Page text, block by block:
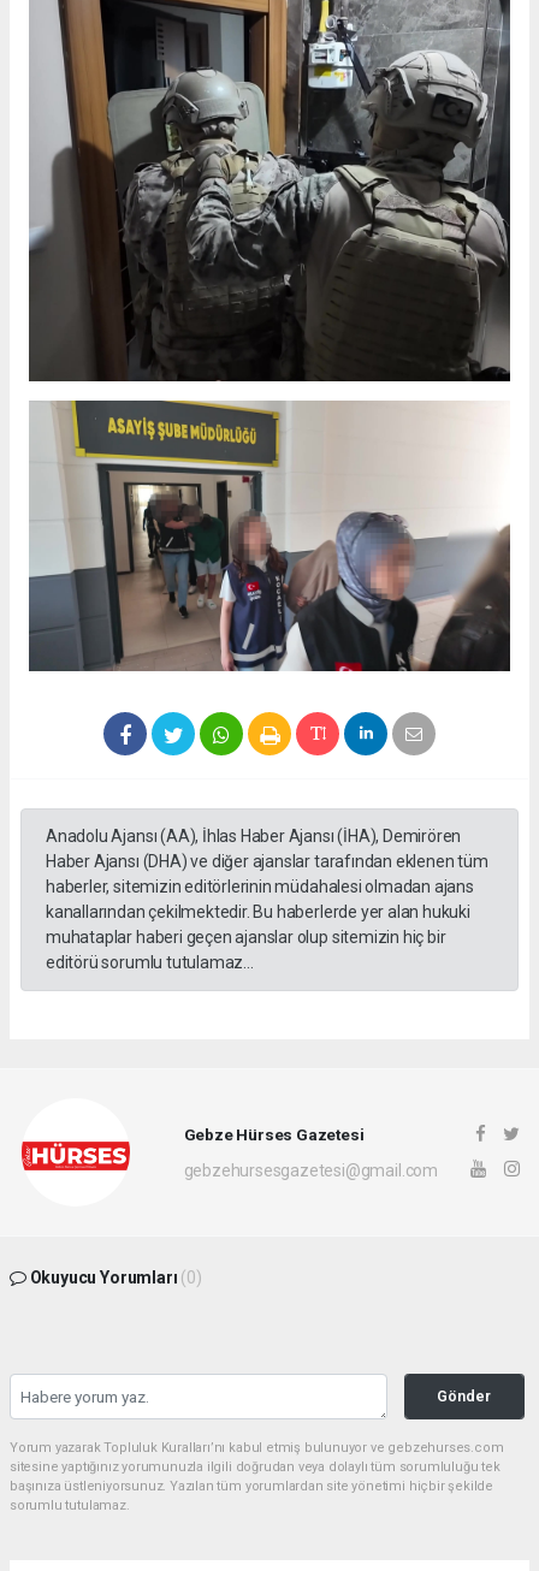
Anadolu Ajansı (AA), İhlas Haber Ajansı (İHA), Demirören
Haber Ajansı (DHA) ve diğer ajanslar tarafından eklenen tüm
haberler, sitemizin editörlerinin müdahalesi olmadan ajans
kanallarından çekilmektedir. Bu haberlerde yer alan hukuki
muhataplar haberi geçen ajanslar olup sitemizin hiç bir
editörü sorumlu tutulamaz...
Gebze Hürses Gazetesi
gebzehursesgazetesi@gmail.com
Okuyucu Yorumları (0)
Gönder
Yorum yazarak Topluluk Kuralları’nı kabul etmiş bulunuyor ve gebzehurses.com
sitesine yaptığınız yorumunuzla ilgili doğrudan veya dolaylı tüm sorumluluğu tek
başınıza üstleniyorsunuz. Yazılan tüm yorumlardan site yönetimi hiçbir şekilde
sorumlu tutulamaz.